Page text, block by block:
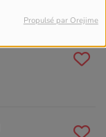
Propulsé par Orejime